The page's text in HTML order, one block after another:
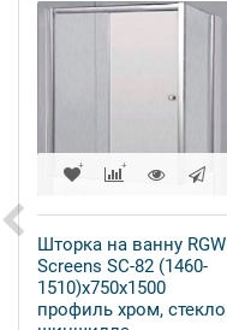
Шторка на ванну RGW
Screens SC-82 (1460-
1510)х750х1500
профиль хром, стекло